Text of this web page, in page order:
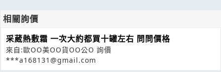
相關詢價
采葳熱敷霜 一次大約都買十罐左右 問問價格
來自:歐OO美OO貨OO公O 詢價
***a168131@gmail.com